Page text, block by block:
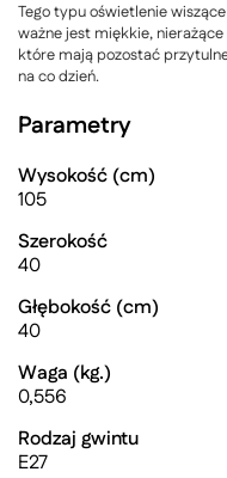
Tego typu oświetlenie
ważne jest miękkie,
które mają pozostać
na co dzień.
Parametry
Wysokość (cm)
105
Szerokość
40
Głębokość (cm)
40
Waga (kg.)
0,556
Rodzaj gwintu
E27